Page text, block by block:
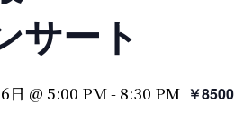
サート
日 @ 5:00 PM- 8:30 PM ￥8500